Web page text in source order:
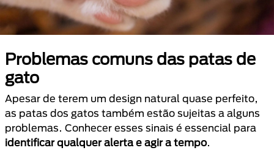
Problemas comuns das patas de
gato
Apesar de terem um design natural quase perfeito,
as patas dos gatos também estão sujeitas a alguns
problemas. Conhecer esses sinais é essencial para
identificar qualquer alerta e agir a tempo.